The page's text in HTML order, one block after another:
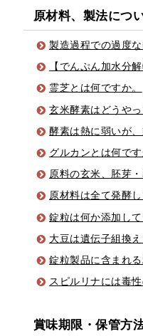
原材料、製法につ
製造過程での過度
【でんぷん加水分
霊芝とは何ですか。
玄米酵素はどうや
酵素は熱に弱いが
グルカンとは何です
原料の玄米、胚芽
原材料は全て発酵し
錠粒は何か添加して
大豆は遺伝子組換
錠粒製品に含まれ
スピルリナには毒
賞味期限・保管方